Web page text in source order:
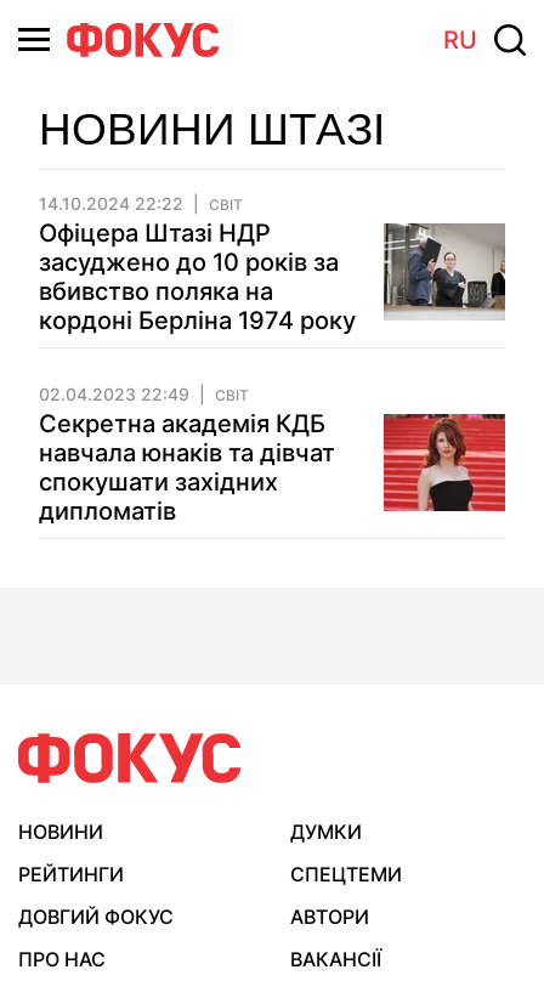
RU
НОВИНИ ШТАЗІ
14.10.2024 22:22 СВІТ
Офіцера Штазі НДР
засуджено до 10 років за
вбивство поляка на
кордоні Берліна 1974 року
02.04.2023 22:49 СВІТ
Секретна академія КДБ
навчала юнаків та дівчат
спокушати західних
дипломатів
НОВИНИ
ДУМКИ
РЕЙТИНГИ
СПЕЦТЕМИ
ДОВГИЙ ФОКУС
АВТОРИ
ПРО НАС
ВАКАНСІЇ